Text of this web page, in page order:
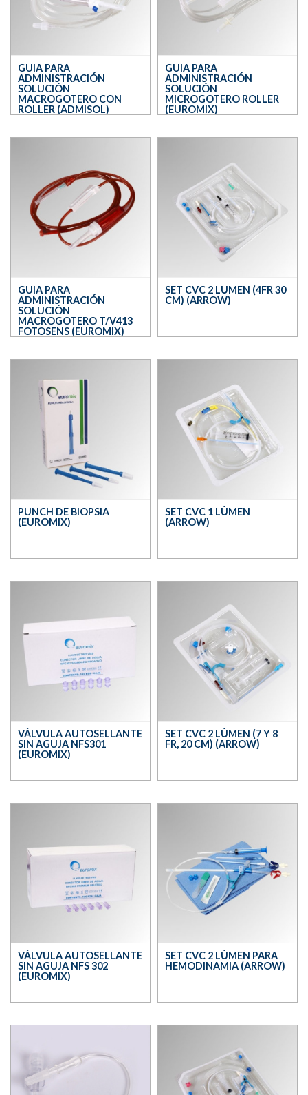
GUÍA PARA
ADMINISTRACIÓN
SOLUCIÓN
MACROGOTERO CON
ROLLER (ADMISOL)
GUÍA PARA
ADMINISTRACIÓN
SOLUCIÓN
MICROGOTERO ROLLER
(EUROMIX)
GUÍA PARA
ADMINISTRACIÓN
SOLUCIÓN
MACROGOTERO T/V413
FOTOSENS (EUROMIX)
SET CVC 2 LÚMEN (4FR 30
CM) (ARROW)
PUNCH DE BIOPSIA
(EUROMIX)
SET CVC 1 LÚMEN
(ARROW)
VÁLVULA AUTOSELLANTE
SIN AGUJA NFS301
(EUROMIX)
SET CVC 2 LÚMEN (7 Y 8
FR, 20 CM) (ARROW)
VÁLVULA AUTOSELLANTE
SIN AGUJA NFS 302
(EUROMIX)
SET CVC 2 LÚMEN PARA
HEMODINAMIA (ARROW)